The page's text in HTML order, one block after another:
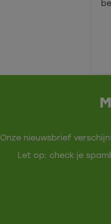
Onze nieuwsbrief
Let op: check je